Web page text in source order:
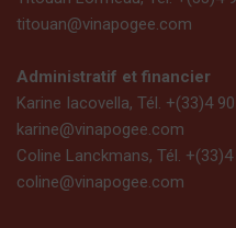
titouan@vinapogee.com
Administratif et financier
Karine Iacovella, Tél. +(33)4
karine@vinapogee.com
Coline Lanckmans, Tél.
coline@vinapogee.com